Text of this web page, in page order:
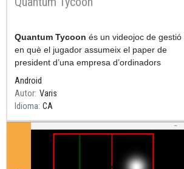
Resum
Quantum Tycoon és un videojoc de gestió
en què el jugador assumeix el paper de
president d’una empresa d’ordinadors
quàntics i ha de fer créixer el seu negoci dins
el mercat de la
Android
Autor Varis
Idioma CA